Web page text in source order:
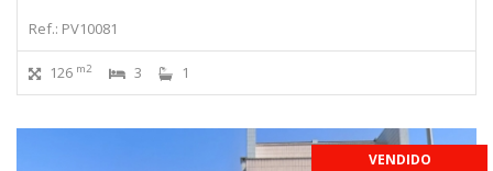
Ref.: PV10081
126 m2 3 1
VENDIDO